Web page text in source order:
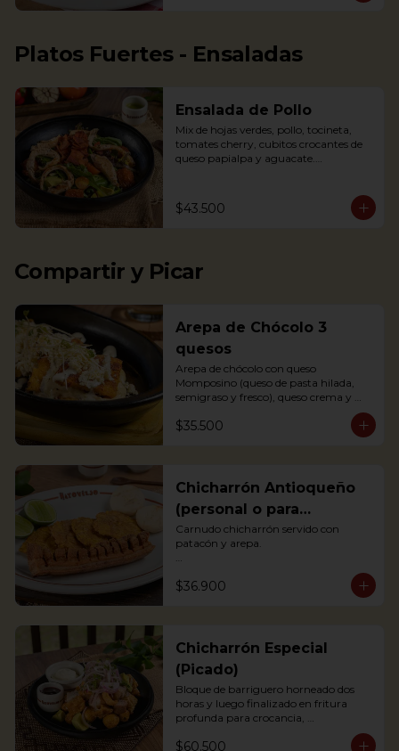
Salmon in shrimp sauce accompanied
Platos Fuertes - Ensaladas
Ensalada de Pollo
Mix de hojas verdes, pollo, tocineta,
tomates cherry, cubitos crocantes de
queso papialpa y aguacate.
papialpa cheese and avocado.
$43.500
Compartir y Picar
Arepa de Chócolo 3
quesos
Arepa de chócolo con queso
Momposino (queso de pasta hilada,
semigraso y fresco), queso crema y
Sweet corn Arepa with 3 types of
$35.500
Chicharrón Antioqueño
(personal o para
compartir)
Carnudo chicharrón servido con
patacón y arepa.
patacón y arepa.
plantain and arepa
$36.900
Chicharrón Especial
(Picado)
Bloque de barriguero horneado dos
horas y luego finalizado en fritura
profunda para crocancia,
cebolla acevichada y reducción de
$60.500